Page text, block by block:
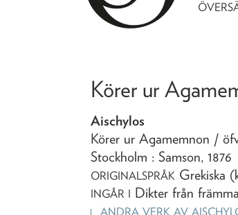
Körer ur
Aischylos
Körer ur Agamemnon /
Stockholm : Samson,1876
ORIGINALSPRÅK Grekiska
INGÅR I Dikter från
ANDRA VERK AV